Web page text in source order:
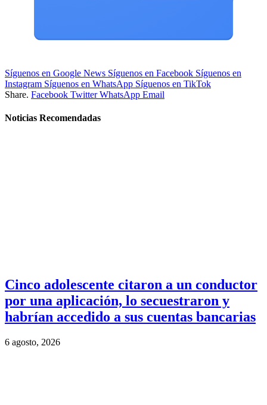
Síguenos en Google News Síguenos en Facebook Síguenos en
Instagram Síguenos en WhatsApp Síguenos en TikTok
Share. Facebook Twitter WhatsApp Email
Noticias Recomendadas
Cinco adolescente citaron a un conductor
por una aplicación, lo secuestraron y
habrían accedido a sus cuentas bancarias
6 agosto, 2026